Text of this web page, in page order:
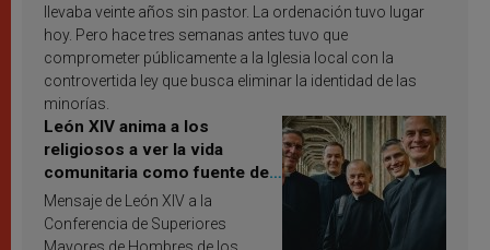
llevaba veinte años sin pastor. La ordenación tuvo lugar
hoy. Pero hace tres semanas antes tuvo que
comprometer públicamente a la Iglesia local con la
controvertida ley que busca eliminar la identidad de las
minorías.
León XIV anima a los
religiosos a ver la vida
comunitaria como fuente de
inspiración y santificación
Mensaje de León XIV a la
Conferencia de Superiores